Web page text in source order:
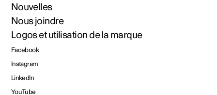
Nouvelles
Nous joindre
Logos et utilisation de la marque
Facebook
Instagram
LinkedIn
YouTube